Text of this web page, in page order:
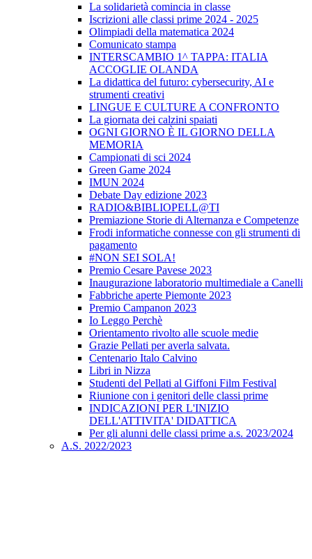
La solidarietà comincia in classe
Iscrizioni alle classi prime 2024 - 2025
Olimpiadi della matematica 2024
Comunicato stampa
INTERSCAMBIO 1^ TAPPA: ITALIA
ACCOGLIE OLANDA
La didattica del futuro: cybersecurity, AI e
strumenti creativi
LINGUE E CULTURE A CONFRONTO
La giornata dei calzini spaiati
OGNI GIORNO È IL GIORNO DELLA
MEMORIA
Campionati di sci 2024
Green Game 2024
IMUN 2024
Debate Day edizione 2023
RADIO&BIBLIOPELL@TI
Premiazione Storie di Alternanza e Competenze
Frodi informatiche connesse con gli strumenti di
pagamento
#NON SEI SOLA!
Premio Cesare Pavese 2023
Inaugurazione laboratorio multimediale a Canelli
Fabbriche aperte Piemonte 2023
Premio Campanon 2023
Io Leggo Perchè
Orientamento rivolto alle scuole medie
Grazie Pellati per averla salvata.
Centenario Italo Calvino
Libri in Nizza
Studenti del Pellati al Giffoni Film Festival
Riunione con i genitori delle classi prime
INDICAZIONI PER L'INIZIO
DELL'ATTIVITA' DIDATTICA
Per gli alunni delle classi prime a.s. 2023/2024
A.S. 2022/2023